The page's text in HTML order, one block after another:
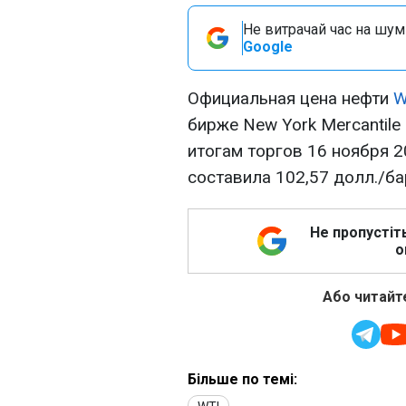
Не витрачай час на
Google
Официальная цена нефти
бирже New York
итогам торгов 16 ноября
составила 102,57 долл./
Не
Або
Більше по темі: